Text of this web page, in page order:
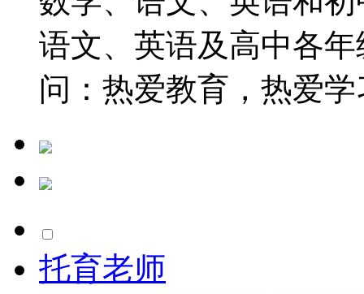
语文、英语及高中各
问：热爱教育，热爱
托育老师